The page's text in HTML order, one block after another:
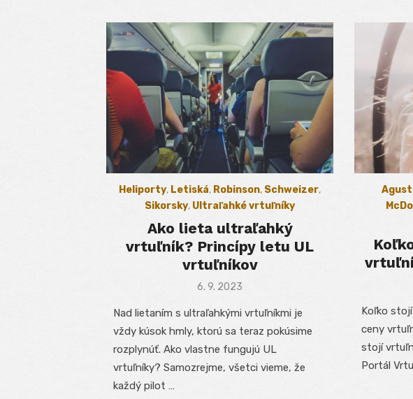
Heliporty, Letiská, Robinson, Schweizer,
Sikorsky, Ultraľahké vrtuľníky
Ako lieta ultraľahký
vrtuľník? Princípy letu UL
vrtuľníkov
Posted
6. 9. 2023
Nad lietaním s ultraľahkými vrtuľníkmi je
vždy kúsok hmly, ktorú sa teraz pokúsime
rozplynúť. Ako vlastne fungujú UL
vrtuľníky? Samozrejme, všetci vieme, že
každý pilot …
Koľko
ceny
stojí
Portál